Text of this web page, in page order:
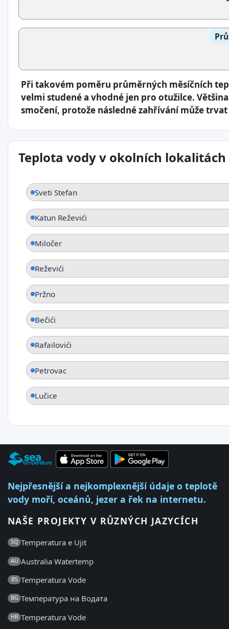
Při takovém poměru průměrných měsíčních
velmi studené a vhodné jen pro otužilce.
smočení, protože následné zahřívání může
Teplota vody v okolních lokalitách
Sveti Stefan
Katun Reževići
Miločer
Reževići
Pržno
Bečići
Rafailovići
Petrovac
Lučice
Nejpřesnější a nejkomplexnější údaje o teplotě
vody moří, oceánů, jezer a řek na internetu.
NAŠE PROJEKTY V RŮZNÝCH JAZYCÍCH
SQ Temperatura e Ujit
AU Australia Watertemp
BS Temperatura Vode
BG Температура на Водата
HR Temperatura Vode